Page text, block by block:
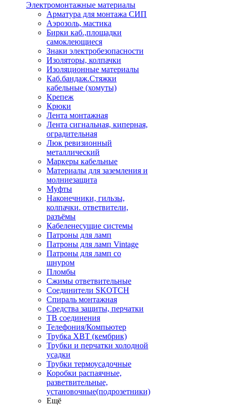
Электромонтажные материалы
Арматура для монтажа СИП
Аэрозоль, мастика
Бирки каб.,площадки
самоклеющиеся
Знаки электробезопасности
Изоляторы, колпачки
Изоляционные материалы
Каб.бандаж.Стяжки
кабельные (хомуты)
Крепеж
Крюки
Лента монтажная
Лента сигнальная, киперная,
оградительная
Люк ревизионный
металлический
Маркеры кабельные
Материалы для заземления и
молниезащита
Муфты
Наконечники, гильзы,
колпачки. ответвители,
разъёмы
Кабеленесущие системы
Патроны для ламп
Патроны для ламп Vintage
Патроны для ламп со
шнуром
Пломбы
Сжимы ответвительные
Соединители SKOTCH
Спираль монтажная
Средства защиты, перчатки
ТВ соединения
Телефония/Компьютер
Трубка ХВТ (кембрик)
Трубки и перчатки холодной
усадки
Трубки термоусадочные
Коробки распаячные,
разветвительные,
установочные(подрозетники)
Ещё